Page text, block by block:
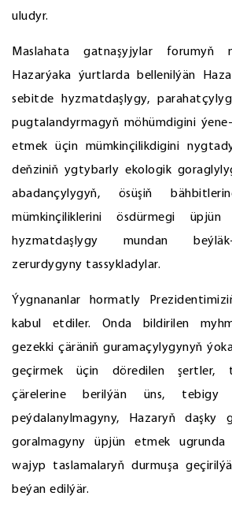
uludyr.
Maslahata gatnaşyjylar forumyň
Hazarýaka ýurtlarda bellenilýän
sebitde hyzmatdaşlygy,
pugtalandyrmagyň möhümdigini
etmek üçin mümkinçilikdigini
deňziniň ygtybarly ekologik
abadançylygyň, ösüşiň
mümkinçiliklerini ösdürmegi
hyzmatdaşlygy mundan
zerurdygyny tassykladylar.
Ýygnananlar hormatly
kabul etdiler. Onda bildirilen
gezekki çäräniň guramaçylygynyň
geçirmek üçin döredilen şertler,
çärelerine berilýän üns, tebigy
peýdalanylmagyny, Hazaryň daşky
goralmagyny üpjün etmek ugrunda
wajyp taslamalaryň durmuşa
beýan edilýär.